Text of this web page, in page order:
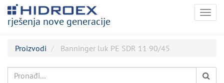
rješenja nove generacije
Proizvodi Banninger luk PE SDR 11 90/45